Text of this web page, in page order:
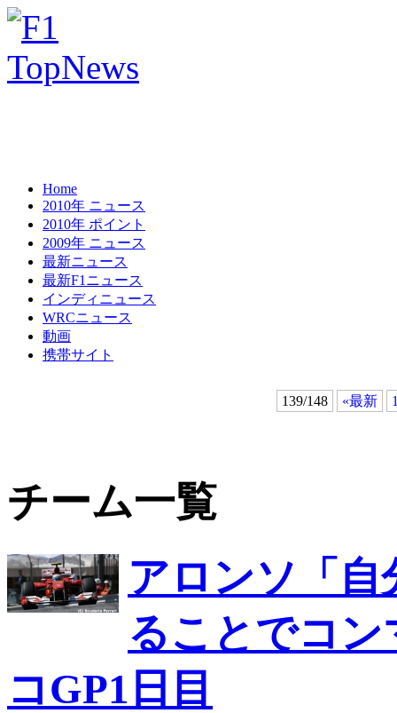
Home
2010年 ニュース
2010年 ポイント
2009年 ニュース
最新ニュース
最新F1ニュース
インディニュース
WRCニュース
動画
携帯サイト
139/148 «最新
チーム一覧
アロンソ「
ることでコ
コGP1日目